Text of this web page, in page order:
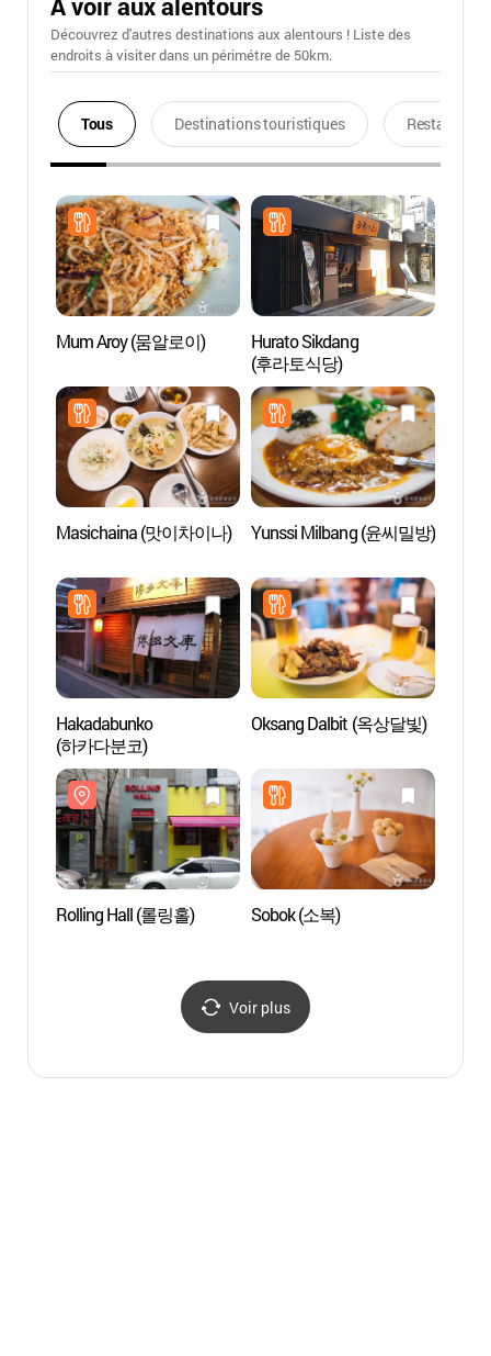
Découvrez d'autres destinations aux alentours ! Liste des
endroits à visiter dans un périmétre de 50km.
Tous Destinations touristiques Restaurants
Mum Aroy (뭄알로이)
Hurato Sikdang
(후라토식당)
Masichaina (맛이차이나) Yunssi Milbang (윤씨밀방)
Hakadabunko
(하카다분코)
Oksang Dalbit (옥상달빛)
Rolling Hall (롤링홀) Sobok (소복)
Voir plus